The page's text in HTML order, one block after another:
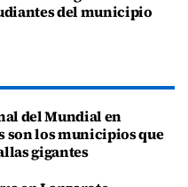
del municipio
del Mundial en
son los municipios que
gigantes